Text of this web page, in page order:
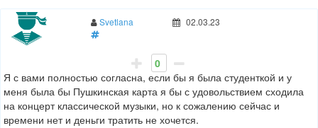
Svetlana 02.03.23
0
Я с вами полностью согласна, если бы я была студенткой и у
меня была бы Пушкинская карта я бы с удовольствием сходила
на концерт классической музыки, но к сожалению сейчас и
времени нет и деньги тратить не хочется.